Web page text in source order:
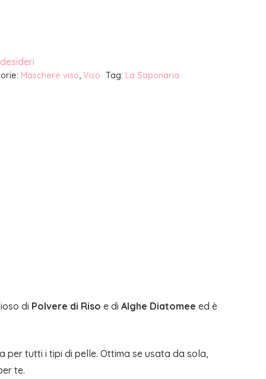
Maschere viso Viso Tag: La Saponaria
di Polvere di Riso e di Alghe Diatomee ed è
per tutti i tipi di pelle. Ottima se usata da sola,
te.